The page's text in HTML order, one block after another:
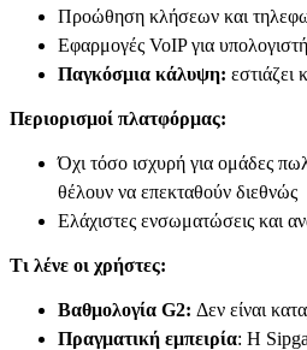
Προώθηση κλήσεων και
Εφαρμογές VoIP για
Παγκόσμια κάλυψη: εστιάζει
Περιορισμοί πλατφόρμας:
Όχι τόσο ισχυρή για ομάδες
θέλουν να επεκταθούν διεθνώς
Ελάχιστες ενσωματώσεις και
Τι λένε οι χρήστες:
Βαθμολογία G2: Δεν είναι
Πραγματική εμπειρία: Η